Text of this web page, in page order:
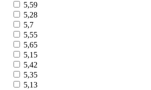
5,59
5,28
5,7
5,55
5,65
5,15
5,42
5,35
5,13